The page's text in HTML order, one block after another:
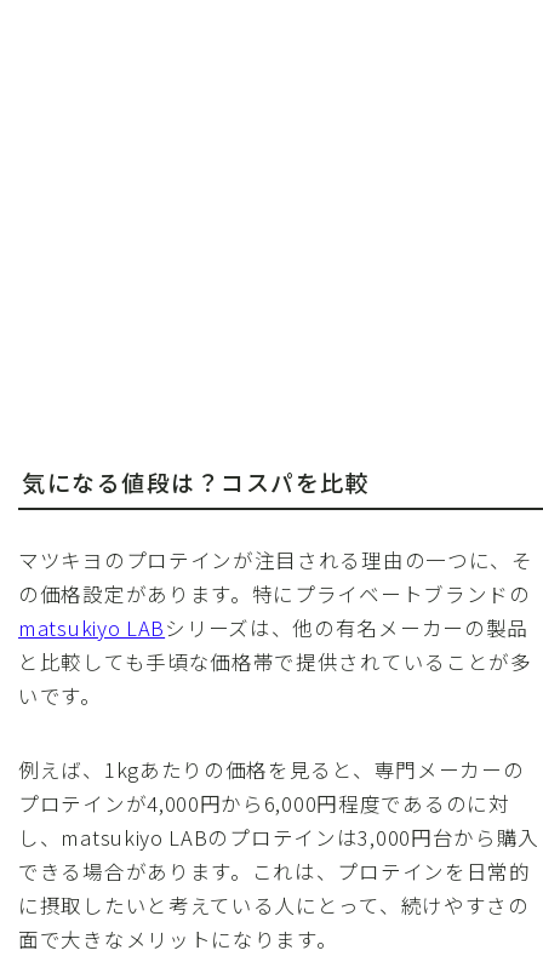
気になる値段は？コスパを比較
マツキヨのプロテインが注目される理由の一つに、そ
の価格設定があります。特にプライベートブランドの
matsukiyo LABシリーズは、他の有名メーカーの製品
と比較しても手頃な価格帯で提供されていることが多
いです。
例えば、1kgあたりの価格を見ると、専門メーカーの
プロテインが4,000円から6,000円程度であるのに対
し、matsukiyo LABのプロテインは3,000円台から購入
できる場合があります。これは、プロテインを日常的
に摂取したいと考えている人にとって、続けやすさの
面で大きなメリットになります。